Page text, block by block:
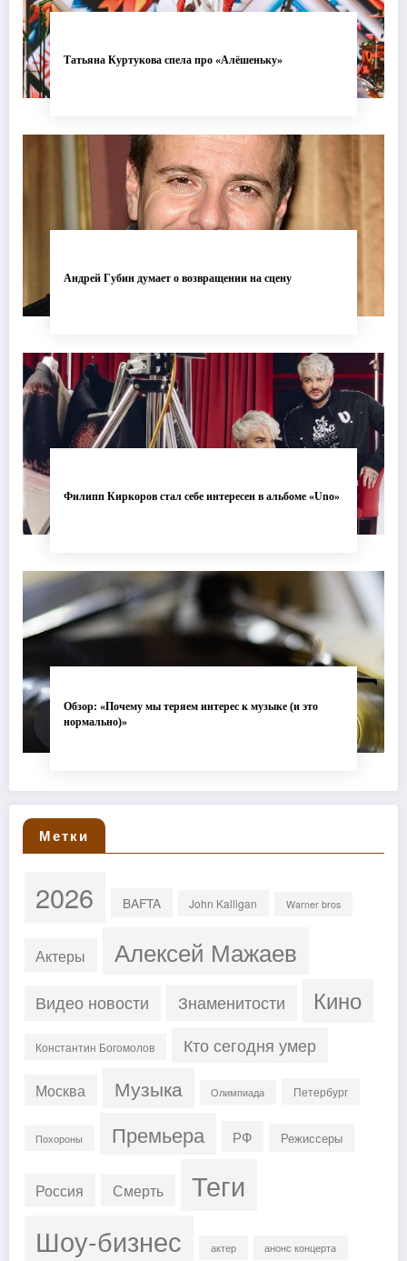
Татьяна Куртукова спела про «Алёшеньку»
Андрей Губин думает о возвращении на сцену
Филипп Киркоров стал себе интересен в альбоме «Uno»
Обзор: «Почему мы теряем интерес к музыке (и это
нормально)»
Метки
2026 BAFTA John Kalligan Warner bros
Актеры Алексей Мажаев
Видео новости Знаменитости Кино
Константин Богомолов Кто сегодня умер
Москва Музыка Олимпиада Петербург
Похороны Премьера РФ Режиссеры
Россия Смерть Теги
Шоу-бизнес актер анонс концерта